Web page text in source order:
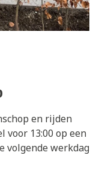
en rijden
voor 13:00 op een
volgende werkdag